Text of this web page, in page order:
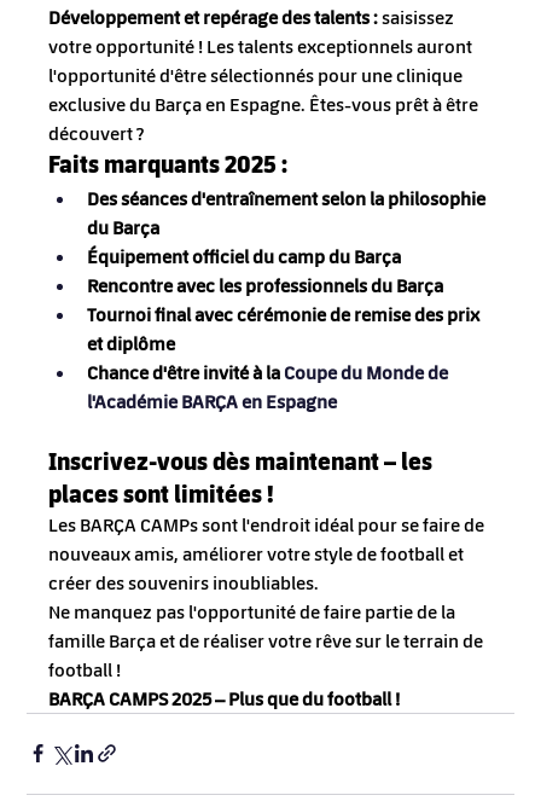
Développement et repérage des talents : saisissez
votre opportunité ! Les talents exceptionnels auront
l'opportunité d'être sélectionnés pour une clinique
exclusive du Barça en Espagne. Êtes-vous prêt à être
découvert ?
Faits marquants 2025 :
Des séances d'entraînement selon la philosophie
du Barça
Équipement officiel du camp du Barça
Rencontre avec les professionnels du Barça
Tournoi final avec cérémonie de remise des prix
et diplôme
Chance d'être invité à la Coupe du Monde de
l'Académie BARÇA en Espagne
Inscrivez-vous dès maintenant – les
places sont limitées !
Les BARÇA CAMPs sont l'endroit idéal pour se faire de
nouveaux amis, améliorer votre style de football et
créer des souvenirs inoubliables.
Ne manquez pas l'opportunité de faire partie de la
famille Barça et de réaliser votre rêve sur le terrain de
football !
BARÇA CAMPS 2025 – Plus que du football !